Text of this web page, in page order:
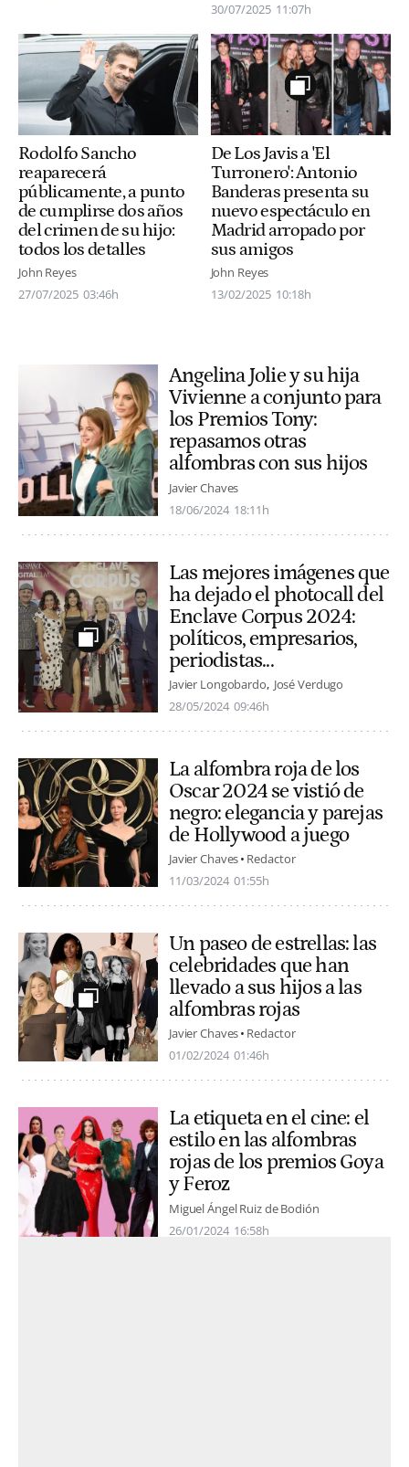
30/07/2025 11:07h
Rodolfo Sancho
reaparecerá
públicamente, a punto
de cumplirse dos años
del crimen de su hijo:
todos los detalles
John Reyes
27/07/2025 03:46h
De Los Javis a 'El
Turronero': Antonio
Banderas presenta su
nuevo espectáculo en
Madrid arropado por
sus amigos
John Reyes
13/02/2025 10:18h
Angelina Jolie y su hija
Vivienne a conjunto para
los Premios Tony:
repasamos otras
alfombras con sus hijos
Javier Chaves
18/06/2024 18:11h
Las mejores imágenes que
ha dejado el photocall del
Enclave Corpus 2024:
políticos, empresarios,
periodistas...
Javier Longobardo José Verdugo
28/05/2024 09:46h
La alfombra roja de los
Oscar 2024 se vistió de
negro: elegancia y parejas
de Hollywood a juego
Javier Chaves Redactor
11/03/2024 01:55h
Un paseo de estrellas: las
celebridades que han
llevado a sus hijos a las
alfombras rojas
Javier Chaves Redactor
01/02/2024 01:46h
La etiqueta en el cine: el
estilo en las alfombras
rojas de los premios Goya
y Feroz
Miguel Ángel Ruiz de Bodión
26/01/2024 16:58h